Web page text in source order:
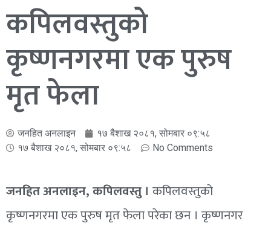
कपिलवस्तुको
कृष्णनगरमा एक पुरुष
मृत फेला
जनहित अनलाइन
१७ बैशाख २०८१, सोमबार ०९:५८
१७ बैशाख २०८१, सोमबार ०९:५८
No Comments
जनहित अनलाइन, कपिलवस्तु । कपिलवस्तुको
कृष्णनगरमा एक पुरुष मृत फेला परेका छन । कृष्णनगर